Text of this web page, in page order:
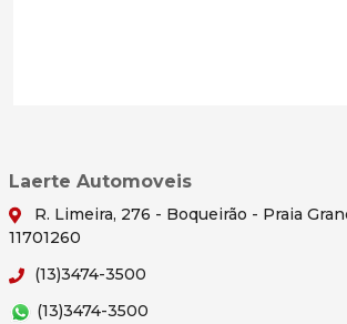
Laerte Automoveis
R. Limeira, 276 - Boqueirão - Praia
11701260
(13)3474-3500
(13)3474-3500